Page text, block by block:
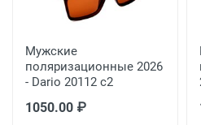
Мужские
поляризационные 2026
- Dario 20112 c2
1050.00 ₽